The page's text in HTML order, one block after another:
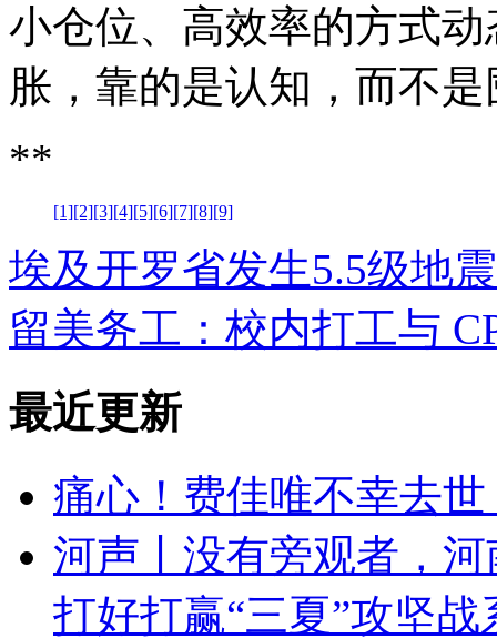
小仓位、高效率的方式
胀，靠的是认知，而不
**
[1][2][3][4][5][6][7][8][9]
埃及开罗省发生5.5级地
留美务工：校内打工与
最近更新
痛心！费佳唯不幸去
河声丨没有旁观者，
打好打赢“三夏”攻坚